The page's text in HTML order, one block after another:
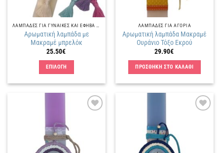
Αρωματική λαμπάδα με
Μακραμέ μπρελόκ
25.50€
ΕΠΙΛΟΓΗ
παραλλαγές.
Οι
επιλογές
ΛΑΜΠΑΔΕΣ ΓΙΑ ΑΓΟΡΙΑ
Αρωματική λαμπάδα Μακραμέ
Ουράνιο Τόξο Εκρού
29.90€
ΠΡΟΣΘΗΚΗ ΣΤΟ ΚΑΛΑΘΙ